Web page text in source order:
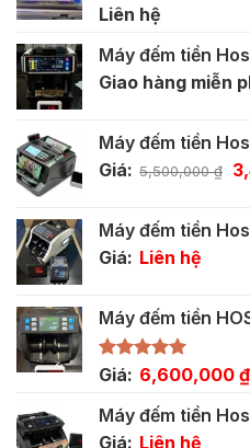
Liên hệ
Máy đếm tiền
Giao hàng miễn
Máy đếm tiền
Giá: 5,500,000₫
Máy đếm tiền
Giá: Liên hệ
Máy đếm tiền
Được xếp
5.00
5 sao
Giá: 6,600,000 ₫
Máy đếm tiền
Giá: Liên hệ